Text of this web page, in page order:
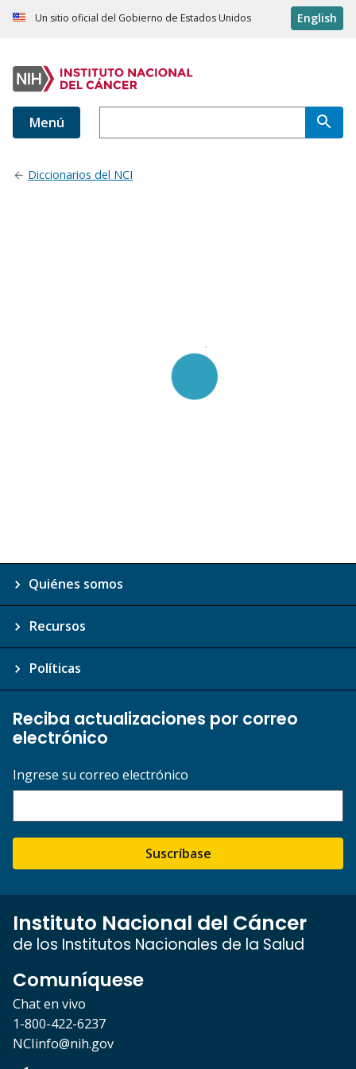
Un sitio oficial del Gobierno de Estados Unidos English
Menú
Diccionarios del NCI
Quiénes somos
Recursos
Políticas
Reciba actualizaciones por correo
electrónico
Ingrese su correo electrónico
Suscríbase
Instituto Nacional del Cáncer
de los Institutos Nacionales de la Salud
Comuníquese
Chat en vivo
1-800-422-6237
NCIinfo@nih.gov